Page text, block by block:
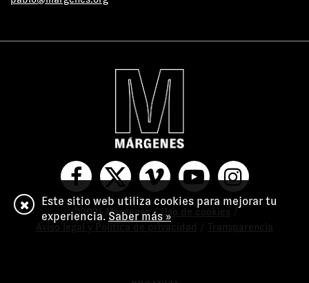
©2021 Márgenes /Uso de cookies
Aviso legal y Política de privacidad
Transparencia
Este sitio web utiliza cookies para mejorar tu
experiencia. Saber más »